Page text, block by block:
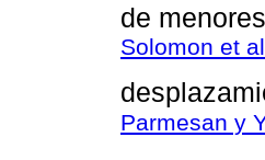
de
Solomon et
Parmesan y